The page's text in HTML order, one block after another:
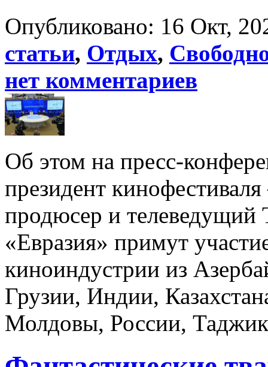
Опубликовано: 16 Окт,
статьи, Отдых,
нет комментариев
Об этом на пресс-
президент
продюсер и телеведущий
«Евразия» примут
киноиндустрии из
Грузии, Индии,
Молдовы, России,